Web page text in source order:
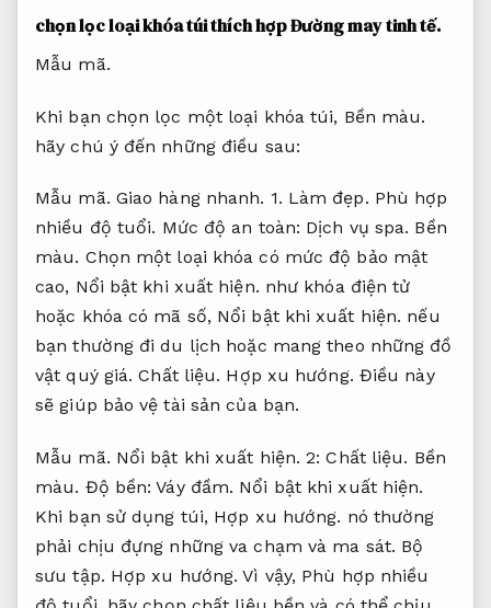
chọn lọc loại khóa túi thích hợpĐường may tinh tế.
Mẫu mã.
Khi bạn chọn lọc một loại khóa túi, Bền màu.
hãy chú ý đến những điều sau:
Mẫu mã. Giao hàng nhanh. 1. Làm đẹp. Phù hợp
nhiều độ tuổi. Mức độ an toàn: Dịch vụ spa. Bền
màu. Chọn một loại khóa có mức độ bảo mật
cao, Nổi bật khi xuất hiện. như khóa điện tử
hoặc khóa có mã số, Nổi bật khi xuất hiện. nếu
bạn thường đi du lịch hoặc mang theo những đồ
vật quý giá.Chất liệu. Hợp xu hướng. Điều này
sẽ giúp bảo vệ tài sản của bạn.
Mẫu mã. Nổi bật khi xuất hiện. 2:Chất liệu. Bền
màu. Độ bền:Váy đầm. Nổi bật khi xuất hiện.
Khi bạn sử dụng túi, Hợp xu hướng. nó thường
phải chịu đựng những va chạm và ma sát. Bộ
sưu tập. Hợp xu hướng. Vì vậy, Phù hợp nhiều